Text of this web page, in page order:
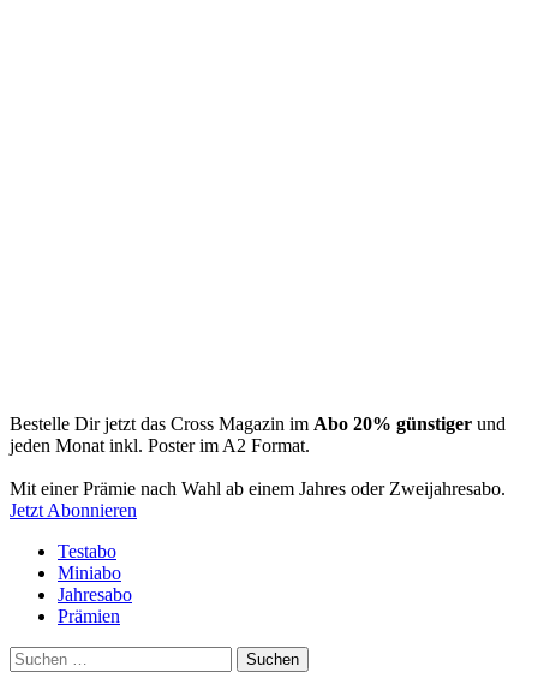
Bestelle Dir jetzt das Cross Magazin im Abo 20% günstiger und
jeden Monat inkl. Poster im A2 Format.
Mit einer Prämie nach Wahl ab einem Jahres oder Zweijahresabo.
Jetzt Abonnieren
Testabo
Miniabo
Jahresabo
Prämien
Suchen
nach: